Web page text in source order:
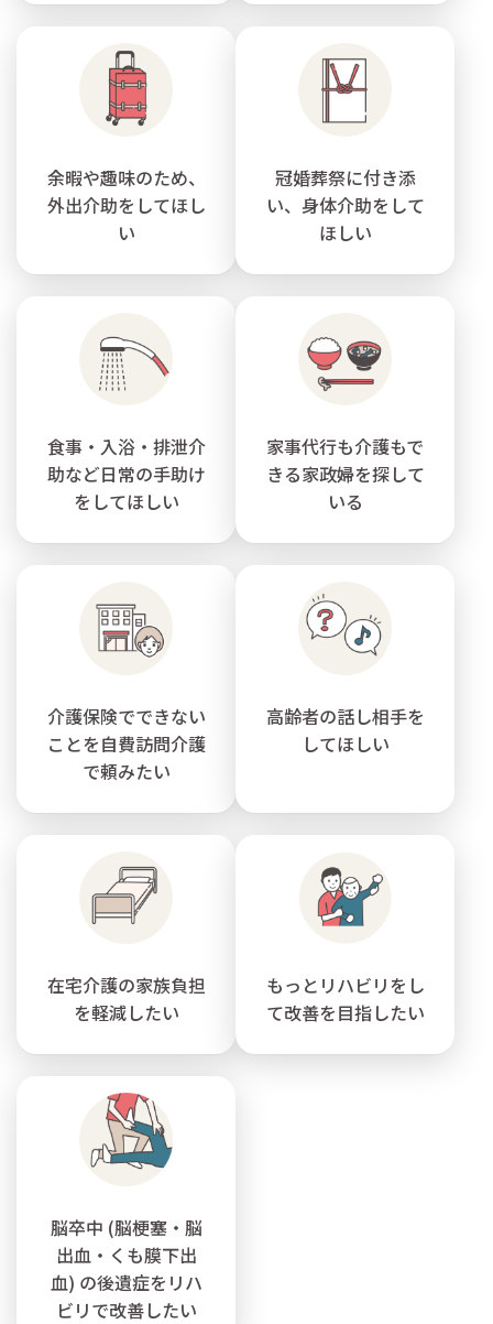
余暇や趣味のため、
外出介助をしてほし
い
冠婚葬祭に付き添
い、身体介助をして
ほしい
食事・入浴・排泄介
助など日常の手助け
をしてほしい
家事代行も介護もで
きる家政婦を探して
いる
介護保険でできない
ことを自費訪問介護
で頼みたい
高齢者の話し相手を
してほしい
在宅介護の家族負担
を軽減したい
もっとリハビリをし
て改善を目指したい
脳卒中 (脳梗塞・脳
出血・くも膜下出
血) の後遺症をリハ
ビリで改善したい